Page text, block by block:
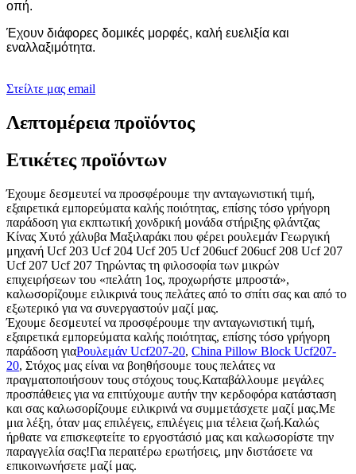
οπή.
Έχουν διάφορες δομικές μορφές, καλή ευελιξία και
εναλλαξιμότητα.
Στείλτε μας email
Λεπτομέρεια προϊόντος
Ετικέτες προϊόντων
Έχουμε δεσμευτεί να προσφέρουμε την ανταγωνιστική τιμή,
εξαιρετικά εμπορεύματα καλής ποιότητας, επίσης τόσο γρήγορη
παράδοση για εκπτωτική χονδρική μονάδα στήριξης φλάντζας
Κίνας Χυτό χάλυβα Μαξιλαράκι που φέρει ρουλεμάν Γεωργική
μηχανή Ucf 203 Ucf 204 Ucf 205 Ucf 206ucf 206ucf 208 Ucf 207
Ucf 207 Ucf 207 Τηρώντας τη φιλοσοφία των μικρών
επιχειρήσεων του «πελάτη 1ος, προχωρήστε μπροστά»,
καλωσορίζουμε ειλικρινά τους πελάτες από το σπίτι σας και από το
εξωτερικό για να συνεργαστούν μαζί μας.
Έχουμε δεσμευτεί να προσφέρουμε την ανταγωνιστική τιμή,
εξαιρετικά εμπορεύματα καλής ποιότητας, επίσης τόσο γρήγορη
παράδοση γιαΡουλεμάν Ucf207-20, China Pillow Block Ucf207-
20, Στόχος μας είναι να βοηθήσουμε τους πελάτες να
πραγματοποιήσουν τους στόχους τους.Καταβάλλουμε μεγάλες
προσπάθειες για να επιτύχουμε αυτήν την κερδοφόρα κατάσταση
και σας καλωσορίζουμε ειλικρινά να συμμετάσχετε μαζί μας.Με
μια λέξη, όταν μας επιλέγεις, επιλέγεις μια τέλεια ζωή.Καλώς
ήρθατε να επισκεφτείτε το εργοστάσιό μας και καλωσορίστε την
παραγγελία σας!Για περαιτέρω ερωτήσεις, μην διστάσετε να
επικοινωνήσετε μαζί μας.